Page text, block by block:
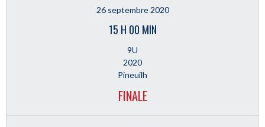
26 septembre 2020
15 H 00 MIN
9U
2020
Pineuilh
FINALE